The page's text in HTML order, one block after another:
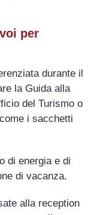
per
durante il
la Guida alla
del Turismo o
i sacchetti
di energia e di
di vacanza.
alla reception